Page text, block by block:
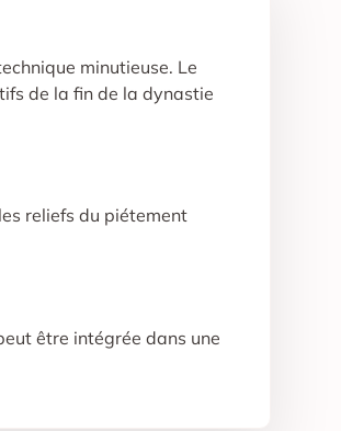
minutieuse. Le
de la fin de la dynastie
reliefs du piétement
être intégrée dans une